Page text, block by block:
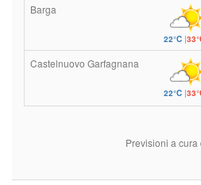
Barga
22°C|
Castelnuovo Garfagnana
22°C|
Previsioni a cura